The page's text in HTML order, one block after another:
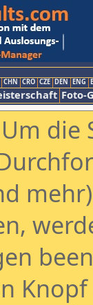
CHN CRO CZE DEN ENG
Foto-
die